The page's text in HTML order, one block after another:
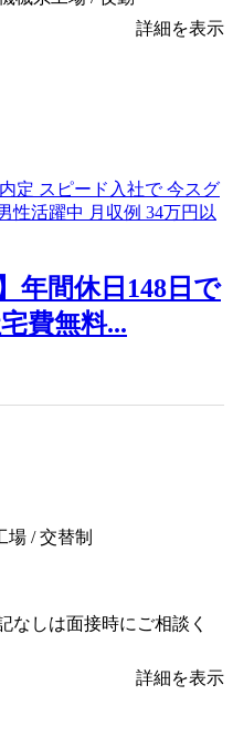
詳細を表示
年間休日148日で
費無料...
場 / 交替制
しは面接時にご相談く
詳細を表示